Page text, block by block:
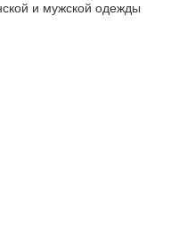
и мужской одежды